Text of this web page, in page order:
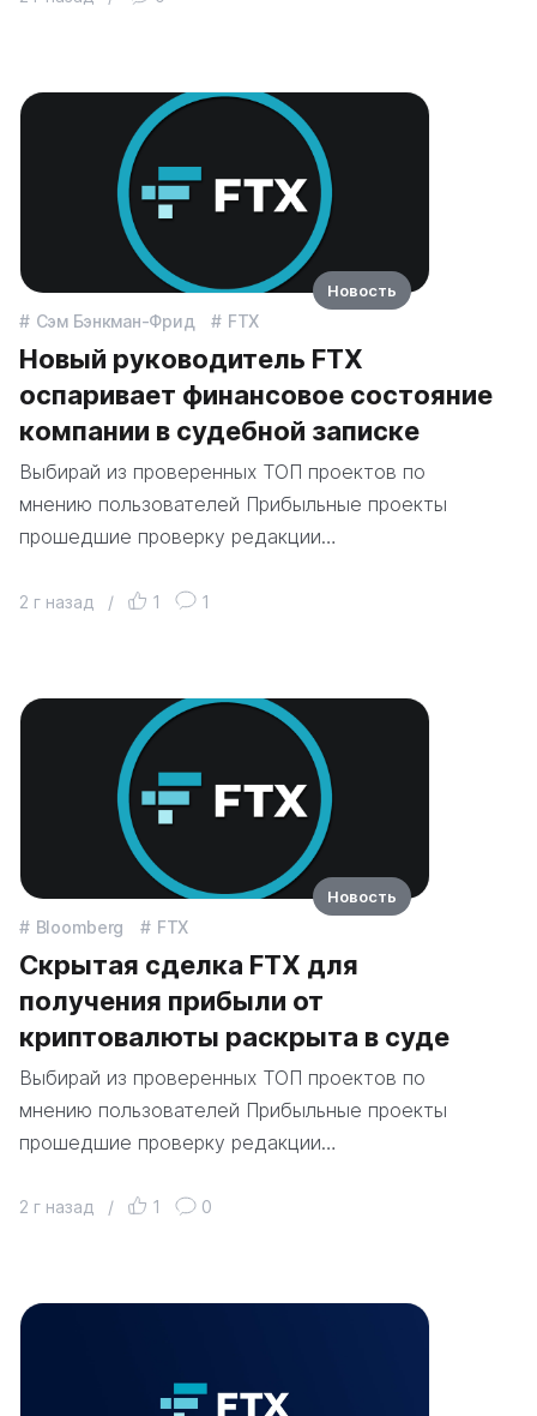
Сэм Бэнкман-Фрид FTX
Новый руководитель FTX
оспаривает финансовое состояние
компании в судебной записке
Выбирай из проверенных ТОП проектов по
мнению пользователей Прибыльные проекты
прошедшие проверку редакции…
2 г назад / 1 1
Новость
Bloomberg FTX
Скрытая сделка FTX для
получения прибыли от
криптовалюты раскрыта в суде
Выбирай из проверенных ТОП проектов по
мнению пользователей Прибыльные проекты
прошедшие проверку редакции…
2 г назад / 1 0
Новость